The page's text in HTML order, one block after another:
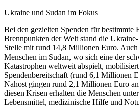
Ukraine und Sudan im Fokus
Bei den gezielten Spenden für bestimmte
Brennpunkten der Welt stand die
Stelle mit rund 14,8 Millionen Euro. Auch
Menschen im Sudan, wo sich eine der
Katastrophen weltweit abspielt,
Spendenbereitschaft (rund 6,1 Millionen
Nahost gingen rund 2,1 Millionen Euro
diesen Krisen erhalten die Menschen
Lebensmittel, medizinische Hilfe und